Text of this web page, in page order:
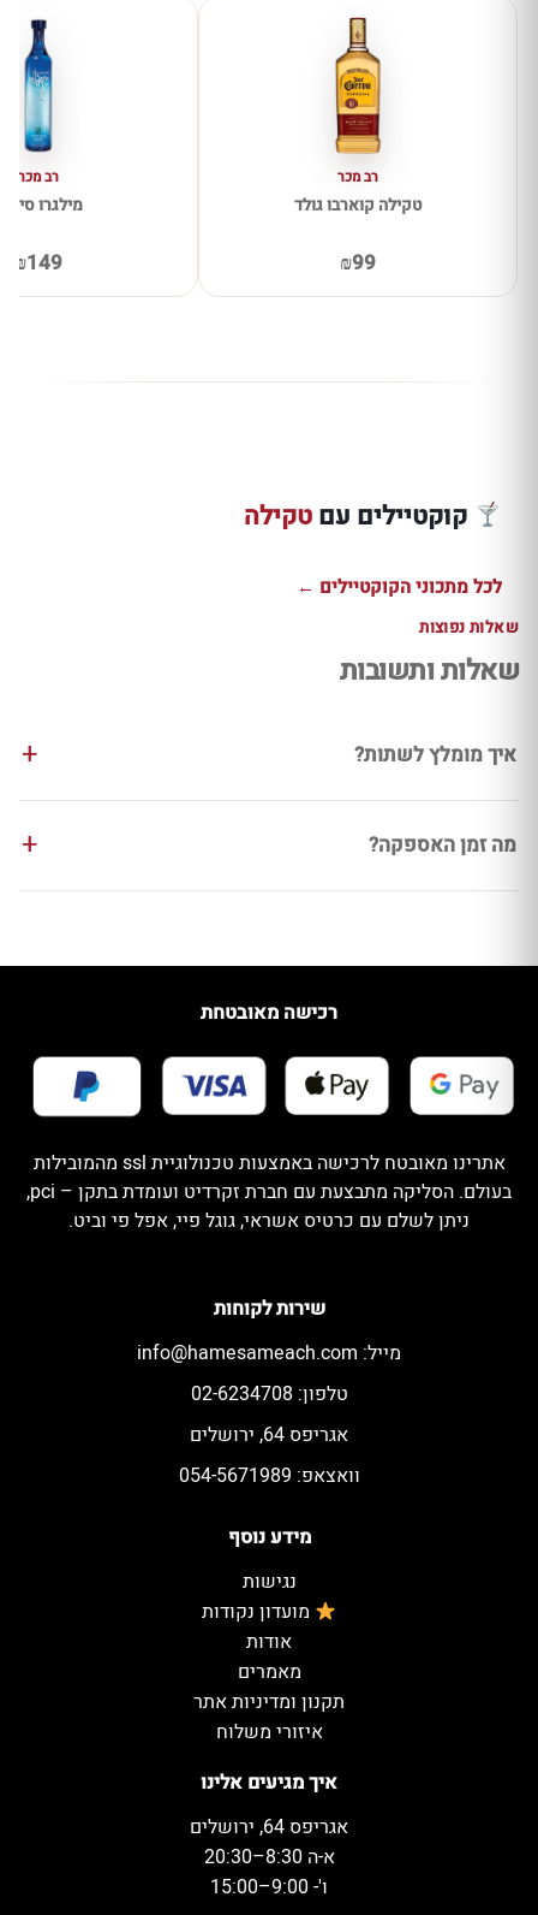
רב מכר
טקילה קוארבו גולד
₪99
רב מכר
מילגרו
₪149
קוקטיילים עםטקילה למתכון ← למתכון ←
לכל מתכוני הקוקטיילים ←
שאלות נפוצות
שאלות ותשובות
איך מומלץ לשתות?
מה זמן האספקה?
איך מגיעים אלינו
אגריפס 64, ירושלים
א-ה 8:30–20:30
ו'- 9:00–15:00
מידע נוסף
נגישות
מועדון נקודות
אודות
מאמרים
תקנון ומדיניות אתר
איזורי משלוח
שירות לקוחות
מייל: info@hamesameach.com
טלפון: 02-6234708
אגריפס 64, ירושלים
וואצאפ: 054-5671989
רכישה מאובטחת
אתרינו מאובטח לרכישה באמצעות טכנולוגיית ssl מהמובילות
בעולם. הסליקה מתבצעת עם חברת זקרדיט ועומדת בתקן – pci,
ניתן לשלם עם כרטיס אשראי, גוגל פיי, אפל פי וביט.